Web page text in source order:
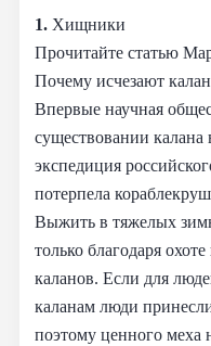
1. Хищники
Прочитайте статью
Почему исчезают
Впервые научная
существовании калана
экспедиция
потерпела
Выжить в тяжелых
только благодаря
каланов. Если для
каланам люди
поэтому ценного меха